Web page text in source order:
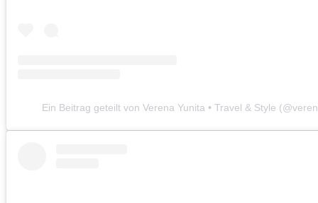
Ein Beitrag geteilt von Verena Yunita • Travel & Style